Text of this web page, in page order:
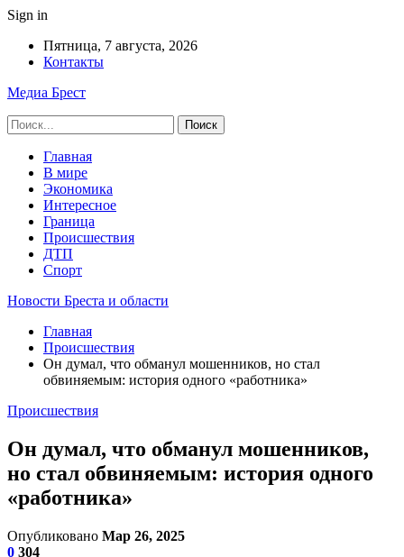
Sign in
Пятница, 7 августа, 2026
Контакты
Медиа Брест
Главная
В мире
Экономика
Интересное
Граница
Происшествия
ДТП
Спорт
Новости Бреста и области
Главная
Происшествия
Он думал, что обманул мошенников, но стал
обвиняемым: история одного «работника»
Происшествия
Он думал, что обманул мошенников,
но стал обвиняемым: история одного
«работника»
Опубликовано Мар 26, 2025
0 304